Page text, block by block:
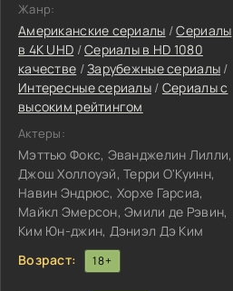
Жанр:
Американские сериалы /Сериалы
в 4K UHD /Сериалы в HD 1080
качестве /Зарубежные сериалы /
Интересные сериалы / Сериалы с
высоким рейтингом
Актеры:
Мэттью Фокс, Эванджелин Лилли,
Джош Холлоуэй, Терри О'Куинн,
Навин Эндрюс, Хорхе Гарсиа,
Майкл Эмерсон, Эмили де Рэвин,
Ким Юн-джин, Дэниэл Дэ Ким
Возраст:
18+